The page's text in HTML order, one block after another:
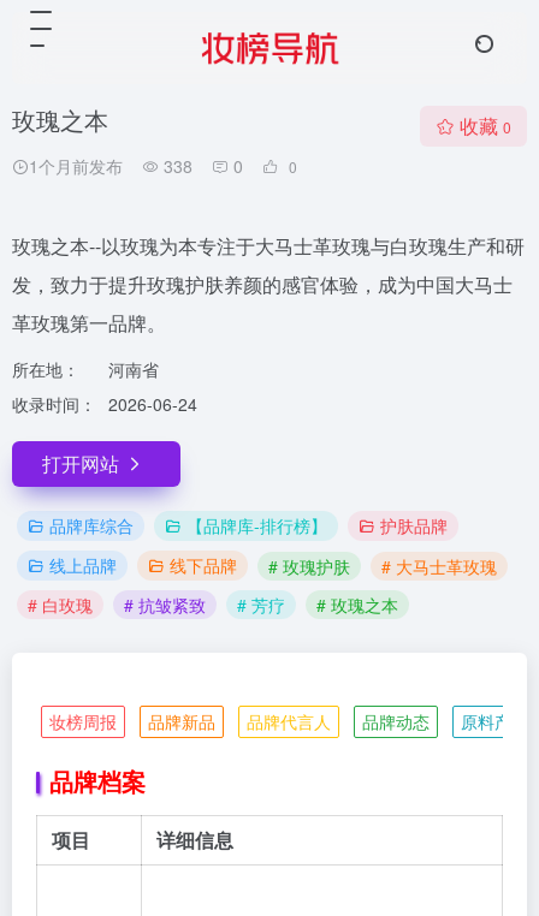
玫瑰之本
1个月前发布 338 0 0
收藏 0
玫瑰之本--以玫瑰为本专注于大马士革玫瑰与白玫瑰生产和研
发，致力于提升玫瑰护肤养颜的感官体验，成为中国大马士
革玫瑰第一品牌。
所在地：
河南省
收录时间：
2026-06-24
打开网站
品牌库综合 【品牌库-排行榜】
护肤品牌
线上品牌
线下品牌 # 玫瑰护肤
# 大马士革玫瑰
# 白玫瑰
# 抗皱紧致 # 芳疗 # 玫瑰之本
妆榜周报 品牌新品 品牌代言人 品牌动态 原料产业
品牌档案
项目 详细信息